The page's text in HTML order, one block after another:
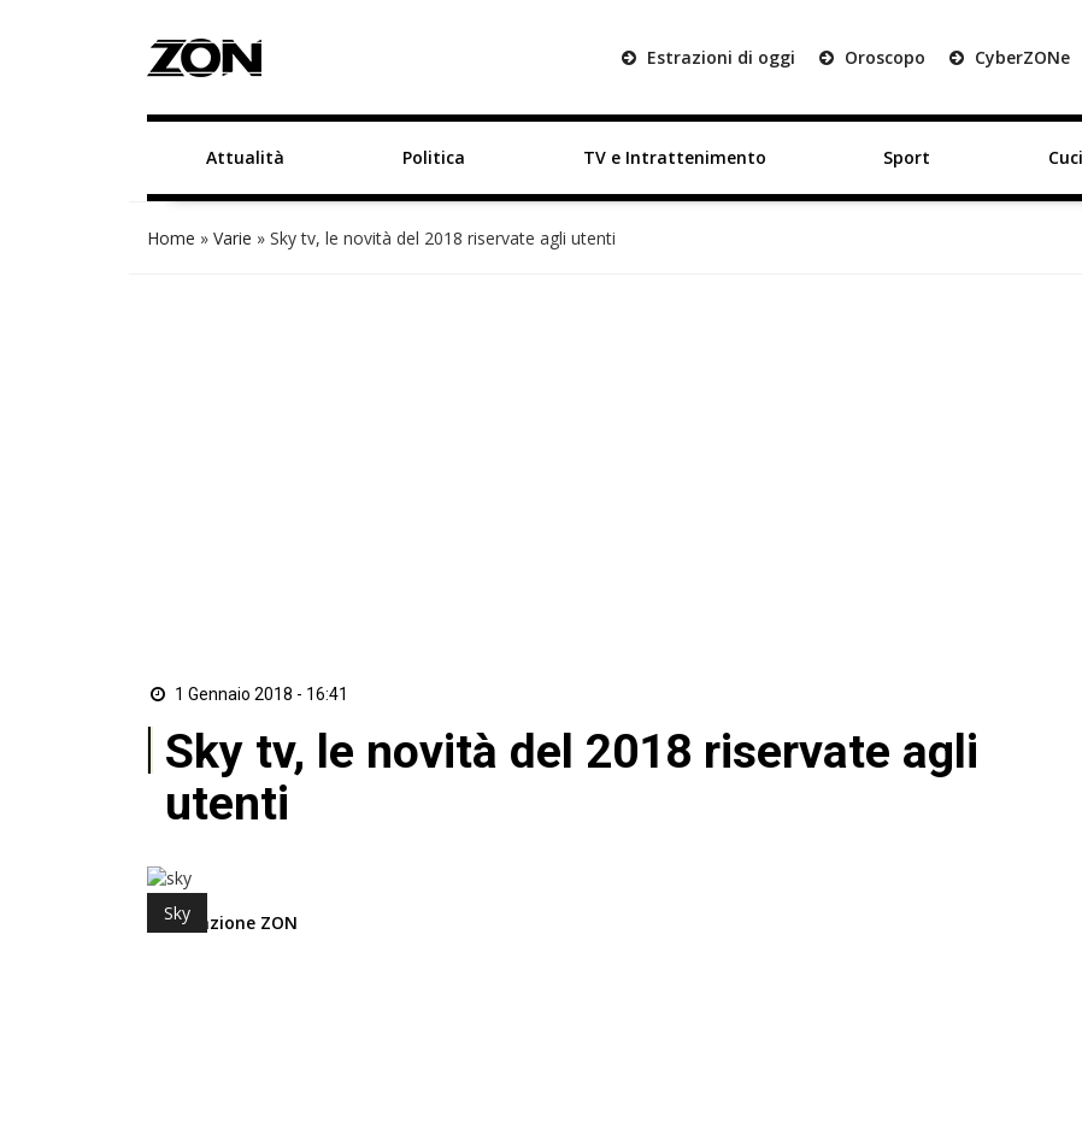
Estrazioni di oggi Oroscopo CyberZONe
Attualità Politica TV e Intrattenimento Sport
Home » Varie » Sky tv, le novità del 2018 riservate agli utenti
1 Gennaio 2018 - 16:41
Sky tv, le novità del 2018 riservate agli
utenti
Sky
di Redazione ZON